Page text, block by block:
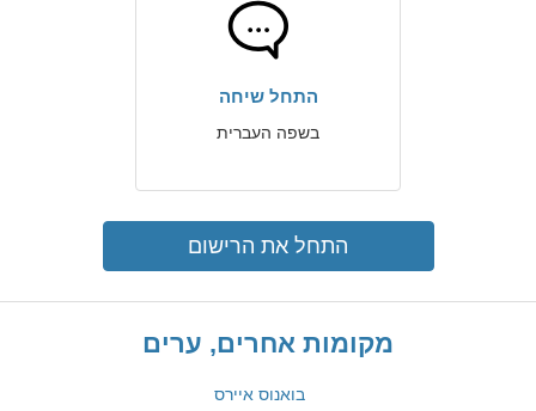
התחל שיחה
בשפה העברית
התחל את הרישום
מקומות אחרים, ערים
בואנוס איירס